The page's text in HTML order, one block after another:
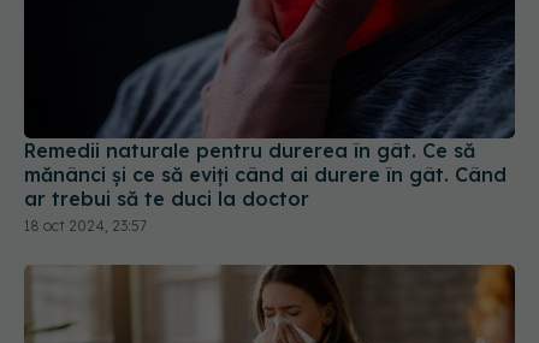
Remedii naturale pentru durerea în gât. Ce să
mănânci și ce să eviți când ai durere în gât. Când
ar trebui să te duci la doctor
18 oct 2024, 23:57